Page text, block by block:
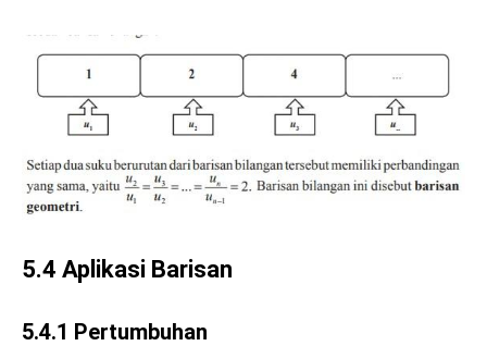
5.4 Aplikasi Barisan
5.4.1 Pertumbuhan